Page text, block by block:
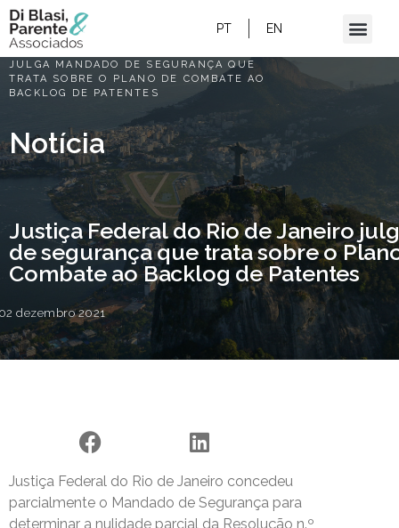
PT EN
HOME/
JUSTIÇA FEDERAL DO RIO DE JANEIRO
JULGA MANDADO DE SEGURANÇA QUE
TRATA SOBRE O PLANO DE COMBATE AO
BACKLOG DE PATENTES
Notícia
Justiça Federal do Rio de Janeiro
de segurança que trata sobre o
Combate ao Backlog de Patentes
dezembro 2021
Justiça Federal do Rio de Janeiro concedeu
parcialmente o Mandado de Segurança para
determinar a nulidade parcial da Resolução n.º